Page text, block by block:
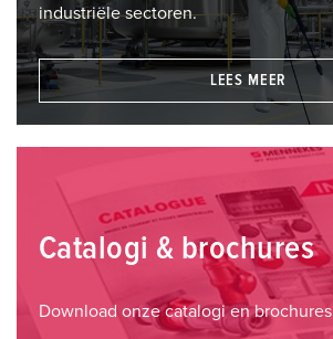
industriële sectoren.
LEES MEER
Catalogi & brochures
Download onze catalogi en brochures